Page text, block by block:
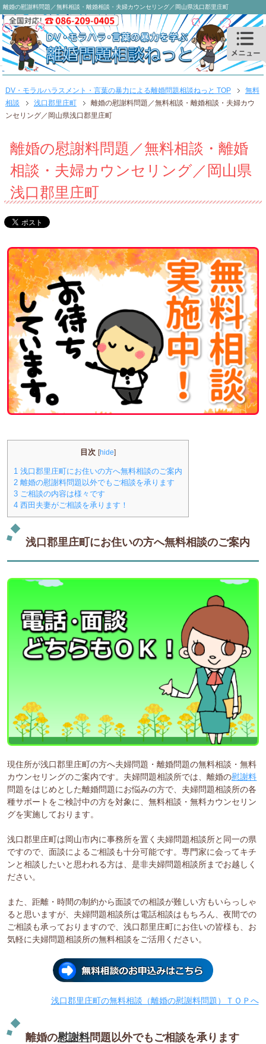
離婚の慰謝料問題／無料相談・離婚相談・夫婦カウンセリング／岡山県浅口郡里庄町
DV・モラルハラスメント・言葉の暴力による離婚問題相談ねっと TOP
無料
相談
浅口郡里庄町
離婚の慰謝料問題／無料相談・離婚相談・夫婦カウ
ンセリング／岡山県浅口郡里庄町
離婚の慰謝料問題／無料相談・離婚
相談・夫婦カウンセリング／岡山県
浅口郡里庄町
目次 [hide]
1 浅口郡里庄町にお住いの方へ無料相談のご案内
2 離婚の慰謝料問題以外でもご相談を承ります
3 ご相談の内容は様々です
4 西田夫妻がご相談を承ります！
浅口郡里庄町にお住いの方へ無料相談のご案内
現住所が浅口郡里庄町の方へ夫婦問題・離婚問題の無料相談・無料
カウンセリングのご案内です。夫婦問題相談所では、離婚の慰謝料
問題をはじめとした離婚問題にお悩みの方で、夫婦問題相談所の各
種サポートをご検討中の方を対象に、無料相談・無料カウンセリン
グを実施しております。
浅口郡里庄町は岡山市内に事務所を置く夫婦問題相談所と同一の県
ですので、面談によるご相談も十分可能です。専門家に会ってキチ
ンと相談したいと思われる方は、是非夫婦問題相談所までお越しく
ださい。
また、距離・時間の制約から面談での相談が難しい方もいらっしゃ
ると思いますが、夫婦問題相談所は電話相談はもちろん、夜間での
ご相談も承っておりますので、浅口郡里庄町にお住いの皆様も、お
気軽に夫婦問題相談所の無料相談をご活用ください。
浅口郡里庄町の無料相談（離婚の慰謝料問題）ＴＯＰへ
離婚の慰謝料問題以外でもご相談を承ります